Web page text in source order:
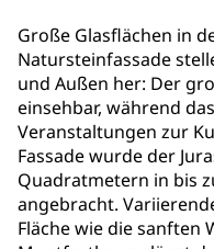
Große Glasflächen in
Natursteinfassade
und Außen her: Der
einsehbar, während
Veranstaltungen zur
Fassade wurde der
Quadratmetern in bis
angebracht.
Fläche wie die sanften